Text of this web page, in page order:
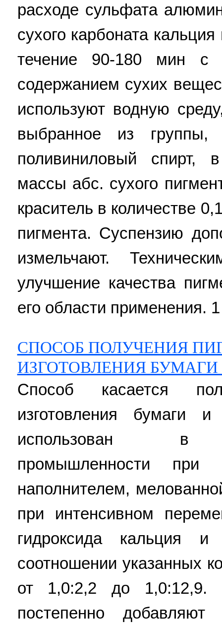
расходе сульфата
сухого карбоната
течение 90-180 мин с
содержанием сухих
используют водную
выбранное из
поливиниловый спирт,
массы абс. сухого
краситель в количестве
пигмента. Суспензию
измельчают.
улучшение качества
его области применения.
СПОСОБ ПОЛУЧЕНИЯ
ИЗГОТОВЛЕНИЯ
Способ касается
изготовления бумаги
использован в
промышленности при
наполнителем,
при интенсивном
гидроксида кальция
соотношении указанных
от 1,0:2,2 до 1,0:12,9.
постепенно